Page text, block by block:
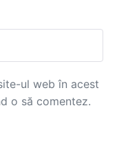
ul web în acest
o să comentez.